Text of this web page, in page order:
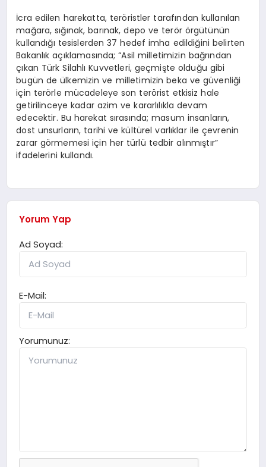
İcra edilen harekatta, teröristler tarafından kullanılan
mağara, sığınak, barınak, depo ve terör örgütünün
kullandığı tesislerden 37 hedef imha edildiğini belirten
Bakanlık açıklamasında; “Asil milletimizin bağrından
çıkan Türk Silahlı Kuvvetleri, geçmişte olduğu gibi
bugün de ülkemizin ve milletimizin beka ve güvenliği
için terörle mücadeleye son terörist etkisiz hale
getirilinceye kadar azim ve kararlılıkla devam
edecektir. Bu harekat sırasında; masum insanların,
dost unsurların, tarihi ve kültürel varlıklar ile çevrenin
zarar görmemesi için her türlü tedbir alınmıştır”
ifadelerini kullandı.
Yorum Yap
Ad Soyad:
E-Mail:
Yorumunuz: